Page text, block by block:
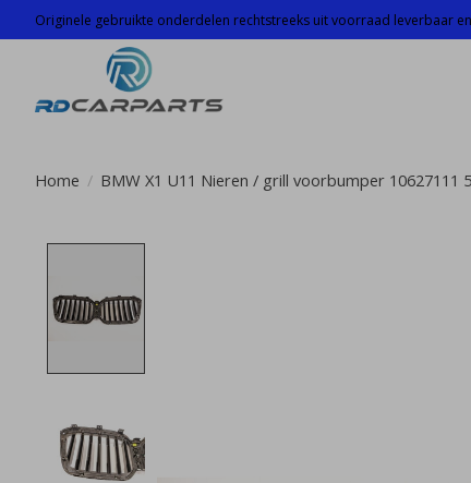
Originele gebruikte onderdelen rechtstreeks uit voorraad leverbaar
Home / BMW X1 U11 Nieren / grill voorbumper 10627111